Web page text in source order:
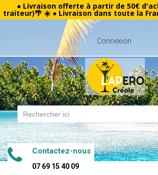
● Livraison offerte à partir de 50€
traiteur)🌴 ☀️ ● Livraison dans toute la
Connexion
Contactez-nous
07 69 15 40 09